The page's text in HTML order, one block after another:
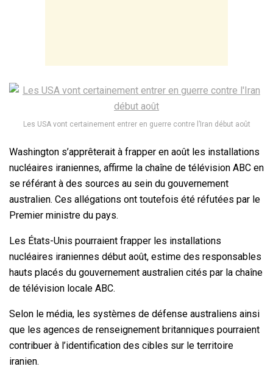
Les USA vont certainement entrer en guerre contre l’Iran début août
Washington s’apprêterait à frapper en août les installations
nucléaires iraniennes, affirme la chaîne de télévision ABC en
se référant à des sources au sein du gouvernement
australien. Ces allégations ont toutefois été réfutées par le
Premier ministre du pays.
Les États-Unis pourraient frapper les installations
nucléaires iraniennes début août, estime des responsables
hauts placés du gouvernement australien cités par la chaîne
de télévision locale ABC.
Selon le média, les systèmes de défense australiens ainsi
que les agences de renseignement britanniques pourraient
contribuer à l’identification des cibles sur le territoire
iranien.